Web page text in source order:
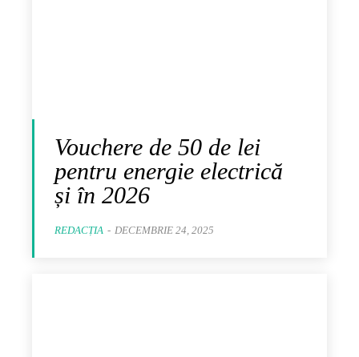
Vouchere de 50 de lei
pentru energie electrică
și în 2026
REDACȚIA - DECEMBRIE 24, 2025